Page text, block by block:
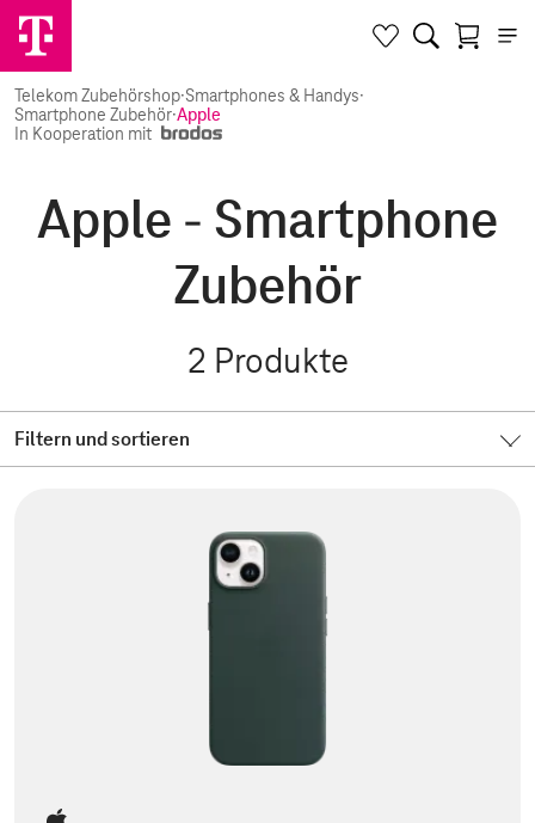
Telekom Zubehörshop·Smartphones & Handys·
Smartphone Zubehör·Apple
In Kooperation mit
Apple - Smartphone
Zubehör
2 Produkte
Filtern und sortieren